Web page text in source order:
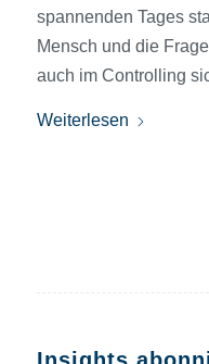
spannenden Tages
Mensch und die
auch im Controlling
Weiterlesen